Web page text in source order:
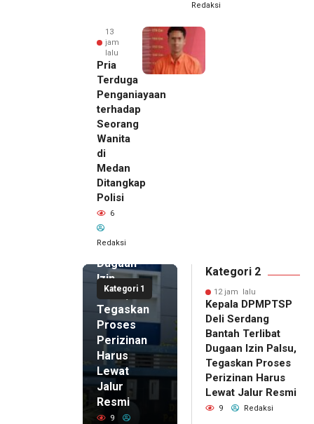
Redaksi
13
jam
lalu
Pria
Terduga
Penganiayaan
terhadap
Seorang
Wanita
di
Medan
Ditangkap
Polisi
6
Redaksi
Kategori 1
12 jam lalu
Kepala
DPMPTSP
Deli
Serdang
Bantah
Terlibat
Dugaan
Izin
Palsu,
Tegaskan
Proses
Perizinan
Harus
Lewat
Jalur
Resmi
9
Kategori 2
12 jam lalu
Kepala DPMPTSP
Deli Serdang
Bantah Terlibat
Dugaan Izin Palsu,
Tegaskan Proses
Perizinan Harus
Lewat Jalur Resmi
9 Redaksi